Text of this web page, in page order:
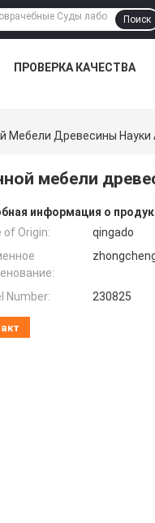
Поиск
ПРОВЕРКА КАЧЕСТВА
Мебели Древесины Науки
мебели
информация о
of Origin:
qingado
Number: 230825